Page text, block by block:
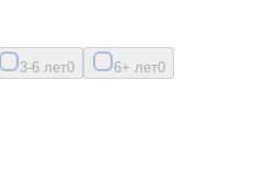
3-6 лет0 6+ лет0